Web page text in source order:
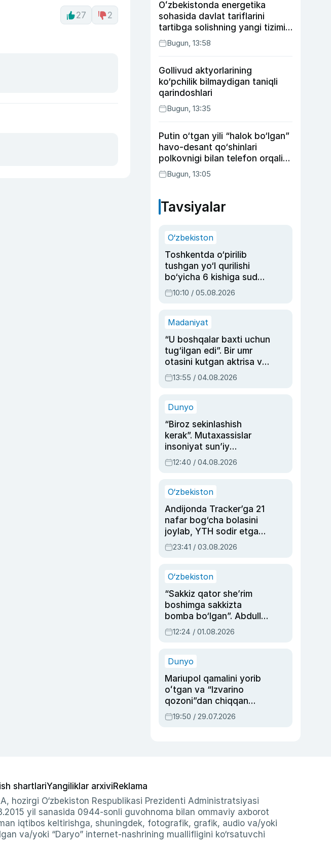
27 2
Oʻzbekistonda energetika
sohasida davlat tariflarini
tartibga solishning yangi tizimi
joriy etildi
Bugun, 13:58
Gollivud aktyorlarining
ko‘pchilik bilmaydigan taniqli
qarindoshlari
Bugun, 13:35
Putin o‘tgan yili “halok bo‘lgan”
havo-desant qo‘shinlari
polkovnigi bilan telefon orqali
suhbatlashdi
Bugun, 13:05
Tavsiyalar
O‘zbekiston
Toshkentda o‘pirilib
tushgan yo‘l qurilishi
bo‘yicha 6 kishiga sud
hukmi o‘qildi
10:10 / 05.08.2026
Madaniyat
“U boshqalar baxti uchun
tug‘ilgan edi”. Bir umr
otasini kutgan aktrisa va
dublyaj ustasi Rimma
Ahmedovaning
13:55 / 04.08.2026
Dunyo
“Biroz sekinlashish
kerak”. Mutaxassislar
insoniyat sun’iy
intellektni boshqara
olmay qolishidan xavotir
12:40 / 04.08.2026
O‘zbekiston
Andijonda Tracker’ga 21
nafar bog‘cha bolasini
joylab, YTH sodir etgan
ayolga sud hukmi o‘qildi
23:41 / 03.08.2026
O‘zbekiston
“Sakkiz qator she’rim
boshimga sakkizta
bomba bo‘lgan”. Abdulla
Oripovni siyosiy
ayblovlardan asrab
12:24 / 01.08.2026
Dunyo
Mariupol qamalini yorib
oʻtgan va “Izvarino
qozoni”dan chiqqan
qahramon — Ukraina
armiyasi bosh
19:50 / 29.07.2026
shartlariYangiliklar arxiviReklama
hozirgi O‘zbekiston Respublikasi Prezidenti Administratsiyasi
yil sanasida 0944-sonli guvohnoma bilan ommaviy axborot
iqtibos keltirishga, shuningdek, fotografik, grafik, audio va/yoki
va/yoki “Daryo” internet-nashrining muallifligini ko‘rsatuvchi